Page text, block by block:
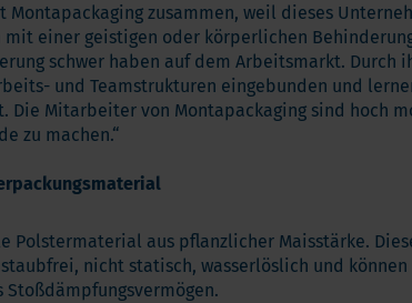
zusammen, weil dieses
mit einer geistigen oder körperlichen
schwer haben auf dem Arbeitsmarkt.
und Teamstrukturen eingebunden und
Die Mitarbeiter von Montapackaging sind hoch
zu machen.“
aus pflanzlicher Maisstärke.
nicht statisch, wasserlöslich und